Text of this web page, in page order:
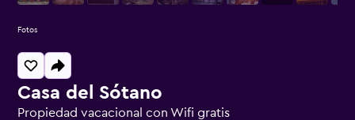
Casa del Sótano
Propiedad vacacional con Wifi gratis
Fotos